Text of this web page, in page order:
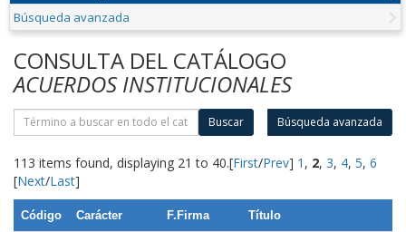
Búsqueda avanzada
CONSULTA DEL CATÁLOGO
ACUERDOS INSTITUCIONALES
Buscar Búsqueda avanzada
113 items found, displaying 21 to 40.[First/Prev] 1 , 2, 3, 4, 5, 6
[Next/Last]
Código Carácter F.Firma Título